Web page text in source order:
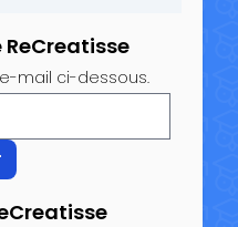
mail ci-dessous.